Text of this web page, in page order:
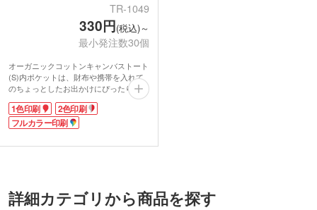
TR-1049
330円(税込)～
最小発注数30個
オーガニックコットンキャンバストート
(S)内ポケットは、財布や携帯を入れて
のちょっとしたお出かけにぴったりのト
ートです。お弁当を入れてランチバッグ
としての使用もオススメです。地球に優
しいオーガニックコットンを使用したナ
ンスなのでとっても丈夫。
ナチュラルな風合いはファッションを選
ばず使えます。
1色印刷
2色印刷
フルカラー印刷
詳細カテゴリから商品を探す